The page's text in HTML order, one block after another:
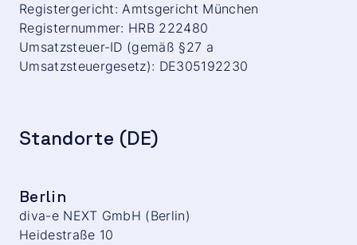
Registergericht: Amtsgericht München
Registernummer: HRB 222480
Umsatzsteuer-ID (gemäß §27 a
Umsatzsteuergesetz): DE305192230
Standorte (DE)
Berlin
diva-e NEXT GmbH (Berlin)
Heidestraße 10